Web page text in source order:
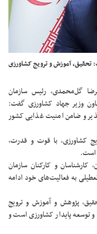
آموزش و ترویج کشاورزی
گل‌محمدی، رئیس سازمان
وزیر جهاد کشاورزی گفت:
و ضامن امنیت غذایی کشور
کشاورزی، با قوت و قدرت،
است.
کارشناسان و کارکنان سازمان
به فعالیت‌های خود ادامه
پژوهش و آموزش و ترویج
توسعه پایدار کشاورزی است و